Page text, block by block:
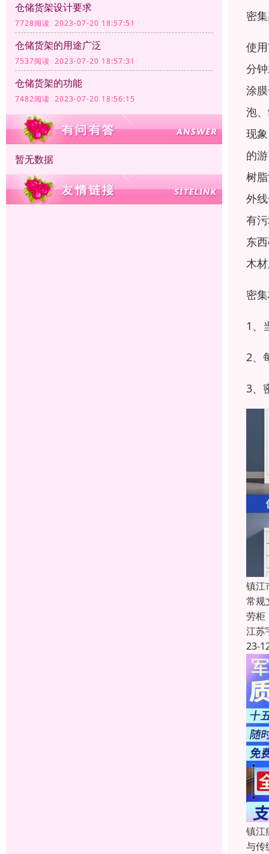
仓储货架设计要求
7728阅读 2023-07-20 18:57:51
仓储货架的用途广泛
7537阅读 2023-07-20 18:57:31
仓储货架的功能
7482阅读 2023-07-20 18:56:15
暂无数据
密
使
分
涂
泡
现
的
树
外
有
东
木
密
1、
2、
3、
镇江
常规
劳柜
江苏
23-
镇江
与传